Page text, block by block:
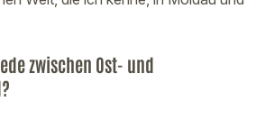
zwischen Ost- und